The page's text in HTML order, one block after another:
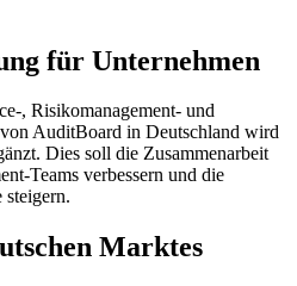
für Unternehmen
, Risikomanagement- und
AuditBoard in Deutschland wird
Dies soll die Zusammenarbeit
Teams verbessern und die
steigern.
Marktes